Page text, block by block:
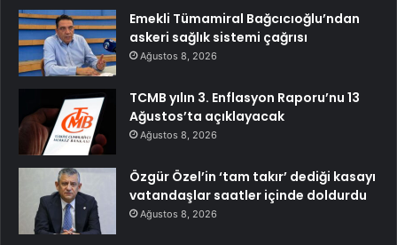
Emekli Tümamiral Bağcıcıoğlu’ndan
askeri sağlık sistemi çağrısı
Ağustos 8, 2026
TCMB yılın 3. Enflasyon Raporu’nu 13
Ağustos’ta açıklayacak
Ağustos 8, 2026
Özgür Özel’in ‘tam takır’ dediği kasayı
vatandaşlar saatler içinde doldurdu
Ağustos 8, 2026